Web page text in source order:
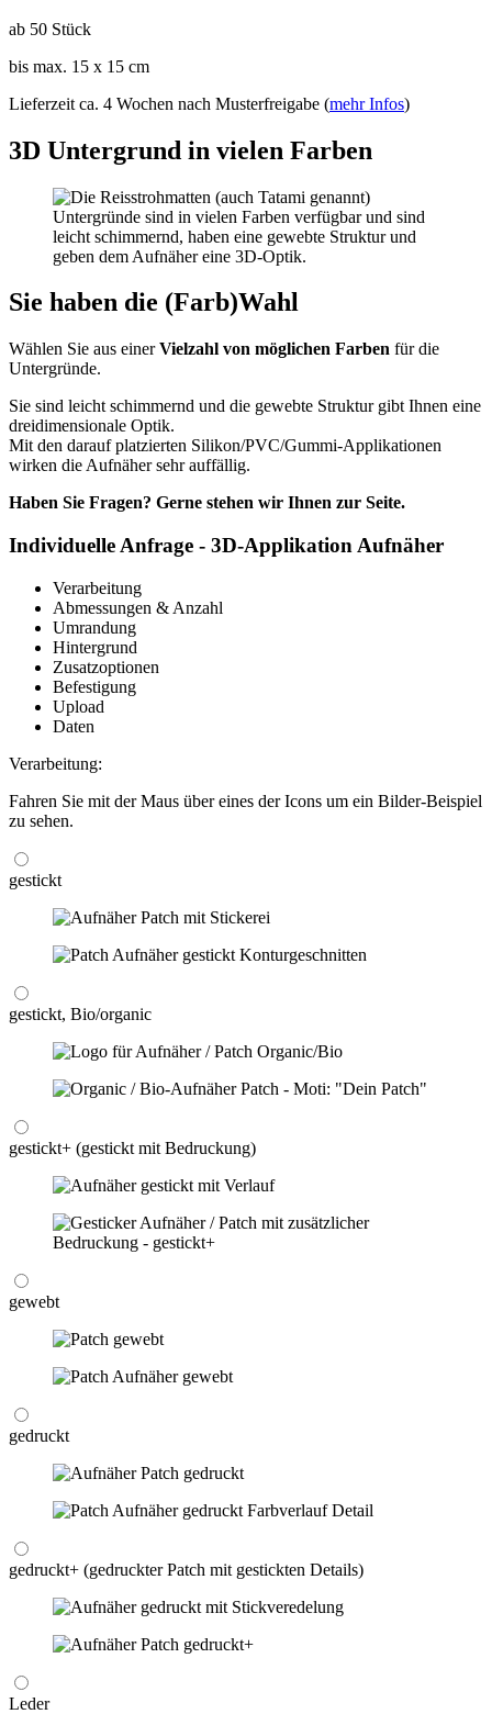
ab 50 Stück
bis max. 15 x 15 cm
Lieferzeit ca. 4 Wochen nach Musterfreigabe (mehr Infos)
3D Untergrund in vielen Farben
Sie haben die (Farb)Wahl
Wählen Sie aus einerVielzahl von möglichen Farben für die
Untergründe.
Sie sind leicht schimmernd und die gewebte Struktur gibt Ihnen eine
dreidimensionale Optik.
Mit den darauf platzierten Silikon/PVC/Gummi-Applikationen
wirken die Aufnäher sehr auffällig.
Haben Sie Fragen? Gerne stehen wir Ihnen zur Seite.
Individuelle Anfrage - 3D-Applikation Aufnäher
Verarbeitung
Abmessungen & Anzahl
Umrandung
Hintergrund
Zusatzoptionen
Befestigung
Upload
Daten
Verarbeitung:
Fahren Sie mit der Maus über eines der Icons um ein Bilder-Beispiel
zu sehen.
gestickt
gestickt, Bio/organic
gestickt+ (gestickt mit Bedruckung)
gewebt
gedruckt
gedruckt+ (gedruckter Patch mit gestickten Details)
Leder